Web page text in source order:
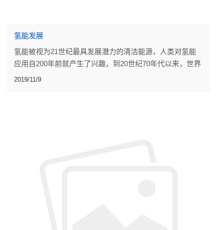
氢能发展
氢能被视为21世纪最具发展潜力的清洁能源，人类对氢能
应用自200年前就产生了兴趣，到20世纪70年代以来，世界
上许多国家和地区就广泛开展了氢能研究。
2019/11/9